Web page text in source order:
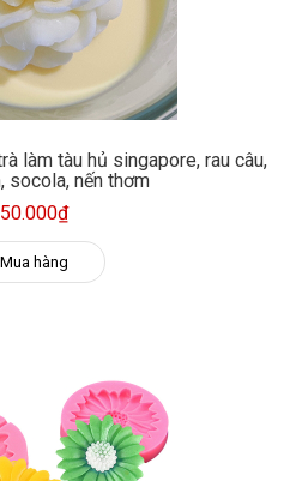
làm tàu hủ singapore, rau câu,
socola, nến thơm
50.000₫
Mua hàng